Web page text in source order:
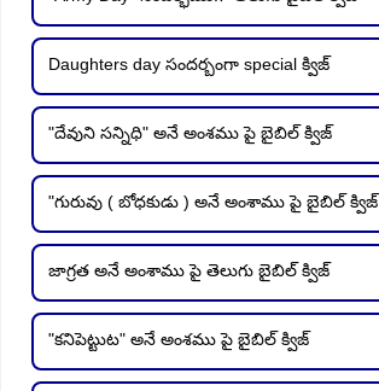
Daughters day సందర్బంగా special క్విజ్
"దేవుని సన్నిధి" అనే అంశము పై బైబిల్ క్విజ్
"గురువు ( బోధకుడు ) అనే అంశాము పై బైబిల్ క్విజ్
జాగ్రత అనే అంశాము పై తెలుగు బైబిల్ క్విజ్
"కనిపెట్టుట" అనే అంశము పై బైబిల్ క్విజ్